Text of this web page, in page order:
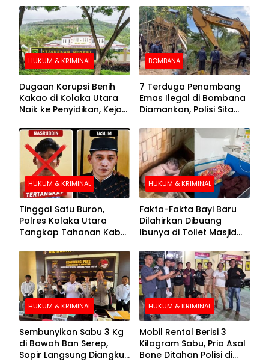
HUKUM & KRIMINAL
Dugaan Korupsi Benih
Kakao di Kolaka Utara
Naik ke Penyidikan, Kejari
BOMBANA
7 Terduga Penambang
Emas Ilegal di Bombana
Diamankan, Polisi Sita
Crusher
HUKUM & KRIMINAL
Tinggal Satu Buron,
Polres Kolaka Utara
Tangkap Tahanan Kabur
Pengejaran
HUKUM & KRIMINAL
Fakta-Fakta Bayi Baru
Dilahirkan Dibuang
Ibunya di Toilet Masjid
HUKUM & KRIMINAL
Sembunyikan Sabu 3 Kg
di Bawah Ban Serep,
Sopir Langsung Diangkut
HUKUM & KRIMINAL
Mobil Rental Berisi 3
Kilogram Sabu, Pria Asal
Bone Ditahan Polisi di